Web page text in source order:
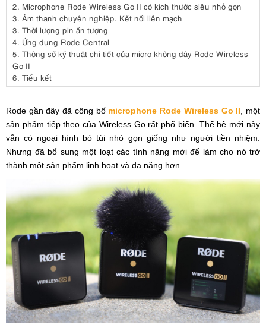
2. Microphone Rode Wireless Go II có kích thước siêu nhỏ gọn
3. Âm thanh chuyên nghiệp. Kết nối liền mạch
3. Thời lượng pin ấn tượng
4. Ứng dụng Rode Central
5. Thông số kỹ thuật chi tiết của micro không dây Rode Wireless
Go II
6. Tiểu kết
Rode gần đây đã công bố microphone Rode Wireless Go II , một
sản phẩm tiếp theo của Wireless Go rất phổ biến. Thế hệ mới này
vẫn có ngoại hình bỏ túi nhỏ gọn giống như người tiền nhiệm.
Nhưng đã bổ sung một loạt các tính năng mới để làm cho nó trở
thành một sản phẩm linh hoạt và đa năng hơn.